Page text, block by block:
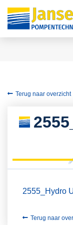
Terug naar overzicht
2555_Hydro
Terug naar